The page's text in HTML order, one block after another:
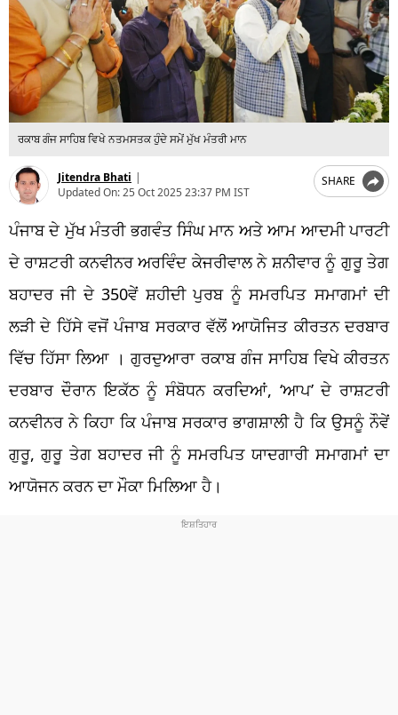
ਰਕਾਬ ਗੰਜ ਸਾਹਿਬ ਵਿਖੇ ਨਤਮਸਤਕ ਹੁੰਦੇ ਸਮੇਂ ਮੁੱਖ ਮੰਤਰੀ ਮਾਨ
Jitendra Bhati |
Updated On:25 Oct 2025 23:37 PM IST
SHARE
ਪੰਜਾਬ ਦੇ ਮੁੱਖ ਮੰਤਰੀ ਭਗਵੰਤ ਸਿੰਘ ਮਾਨ ਅਤੇ ਆਮ ਆਦਮੀ ਪਾਰਟੀ
ਦੇ ਰਾਸ਼ਟਰੀ ਕਨਵੀਨਰ ਅਰਵਿੰਦ ਕੇਜਰੀਵਾਲ ਨੇ ਸ਼ਨੀਵਾਰ ਨੂੰ ਗੁਰੂ ਤੇਗ
ਬਹਾਦਰ ਜੀ ਦੇ 350ਵੇਂ ਸ਼ਹੀਦੀ ਪੁਰਬ ਨੂੰ ਸਮਰਪਿਤ ਸਮਾਗਮਾਂ ਦੀ
ਲੜੀ ਦੇ ਹਿੱਸੇ ਵਜੋਂ ਪੰਜਾਬ ਸਰਕਾਰ ਵੱਲੋਂ ਆਯੋਜਿਤ ਕੀਰਤਨ ਦਰਬਾਰ
ਵਿੱਚ ਹਿੱਸਾ ਲਿਆ । ਗੁਰਦੁਆਰਾ ਰਕਾਬ ਗੰਜ ਸਾਹਿਬ ਵਿਖੇ ਕੀਰਤਨ
ਦਰਬਾਰ ਦੌਰਾਨ ਇਕੱਠ ਨੂੰ ਸੰਬੋਧਨ ਕਰਦਿਆਂ, ‘ਆਪ’ ਦੇ ਰਾਸ਼ਟਰੀ
ਕਨਵੀਨਰ ਨੇ ਕਿਹਾ ਕਿ ਪੰਜਾਬ ਸਰਕਾਰ ਭਾਗਸ਼ਾਲੀ ਹੈ ਕਿ ਉਸਨੂੰ ਨੌਵੇਂ
ਗੁਰੂ, ਗੁਰੂ ਤੇਗ ਬਹਾਦਰ ਜੀ ਨੂੰ ਸਮਰਪਿਤ ਯਾਦਗਾਰੀ ਸਮਾਗਮਾਂ ਦਾ
ਆਯੋਜਨ ਕਰਨ ਦਾ ਮੌਕਾ ਮਿਲਿਆ ਹੈ।